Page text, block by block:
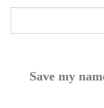
Save my